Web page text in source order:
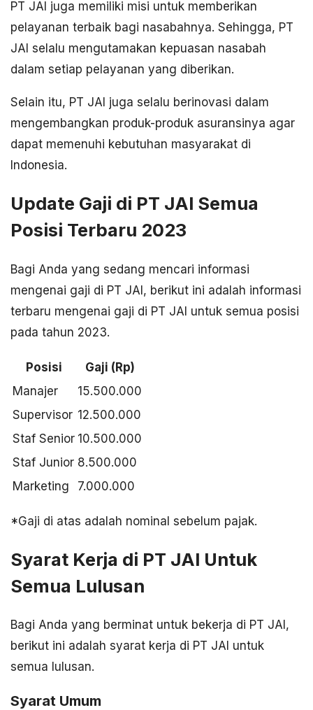
PT JAI juga memiliki misi untuk memberikan
pelayanan terbaik bagi nasabahnya. Sehingga, PT
JAI selalu mengutamakan kepuasan nasabah
dalam setiap pelayanan yang diberikan.
Selain itu, PT JAI juga selalu berinovasi dalam
mengembangkan produk-produk asuransinya agar
dapat memenuhi kebutuhan masyarakat di
Indonesia.
Update Gaji di PT JAI Semua
Posisi Terbaru 2023
Bagi Anda yang sedang mencari informasi
mengenai gaji di PT JAI, berikut ini adalah informasi
terbaru mengenai gaji di PT JAI untuk semua posisi
pada tahun 2023.
Posisi
Gaji (Rp)
Manajer
15.500.000
Supervisor 12.500.000
Staf Senior 10.500.000
Staf Junior 8.500.000
Marketing
7.000.000
*Gaji di atas adalah nominal sebelum pajak.
Syarat Kerja di PT JAI Untuk
Semua Lulusan
Bagi Anda yang berminat untuk bekerja di PT JAI,
berikut ini adalah syarat kerja di PT JAI untuk
semua lulusan.
Syarat Umum